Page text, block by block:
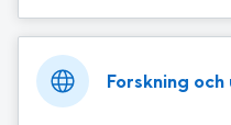
Forskning